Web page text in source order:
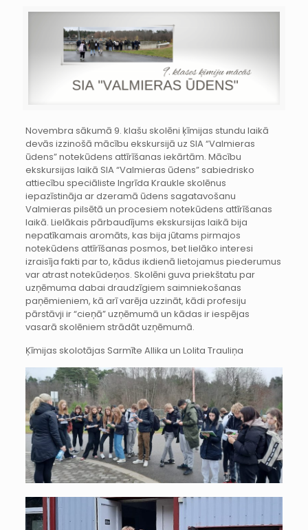
Novembra sākumā 9. klašu skolēni ķīmijas stundu laikā
devās izzinošā mācību ekskursijā uz SIA “Valmieras
ūdens” notekūdens attīrīšanas iekārtām. Mācību
ekskursijas laikā SIA “Valmieras ūdens” sabiedrisko
attiecību speciāliste Ingrīda Kraukle skolēnus
iepazīstināja ar dzeramā ūdens sagatavošanu
Valmieras pilsētā un procesiem notekūdens attīrīšanas
laikā. Lielākais pārbaudījums ekskursijas laikā bija
nepatīkamais aromāts, kas bija jūtams pirmajos
notekūdens attīrīšanas posmos, bet lielāko interesi
izraisīja fakti par to, kādus ikdienā lietojamus piederumus
var atrast notekūdeņos. Skolēni guva priekštatu par
uzņēmuma dabai draudzīgiem saimniekošanas
paņēmieniem, kā arī varēja uzzināt, kādi profesiju
pārstāvji ir “cieņā” uzņēmumā un kādas ir iespējas
vasarā skolēniem strādāt uzņēmumā.
Ķīmijas skolotājas Sarmīte Allika un Lolita Trauliņa